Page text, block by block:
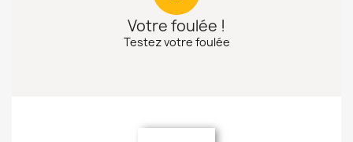
Votre foulée !
Testez votre foulée